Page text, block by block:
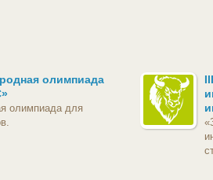
олимпиада
олимпиада для